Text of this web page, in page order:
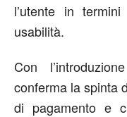
l’utente in
usabilità.
Con
conferma la spinta
di pagamento e